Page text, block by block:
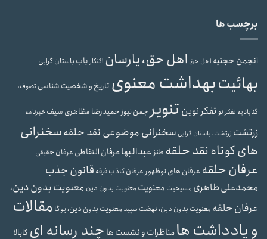
برچسب ها
انجمن حجتیه اهل حق اهل حق، یارسان اکنکارباب باستان گرایی
بهائیتبهداشت معنوی تاریخ و شخصیت شناسی تصوف،
گنابادیه تفکر نوتفکر نوین تنویر جمن نیوز حمیدرضا مظاهری سیفخبرنامه
زرتشت زرتشت، باستان گرایی سخنرانی موضوعی نقد حلقهسخنرانی
های کوتاه نقد حلقه طنز عبدالبهاعرفان التقاطی عرفان حقیقی
عرفان حلقه عرفان های نوظهور عرفان کاذبفرقه قانون جذب
محمدعلی طاهری مسیحیت معنویت معنویت بدون دین معنویت بدون دین،
عرفان حلقه معنویت بدون دین، نهضت سپیدمعنویت بدون دین، یوگا مقالات
و یادداشت هامناظرات و نشست ها چند رسانه ای کابالا